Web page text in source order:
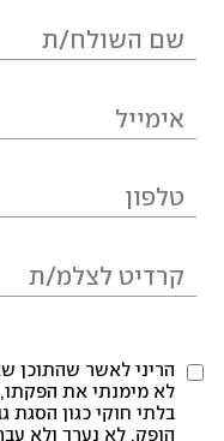
הריני לאשר שהתוכן
לא מימנתי את הפקתו,
בלתי חוקי כגון הסגת
הופק, לא נערך ולא